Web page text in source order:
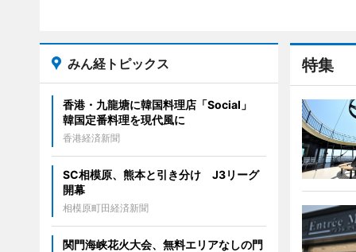
特集
みん経トピックス
香港・九龍塘に韓国料理店「Social」
韓国定番料理を現代風に
香港経済新聞
SC相模原、熊本と引き分け J3リーグ
開幕
相模原町田経済新聞
関門海峡花火大会、無料エリアなしの門